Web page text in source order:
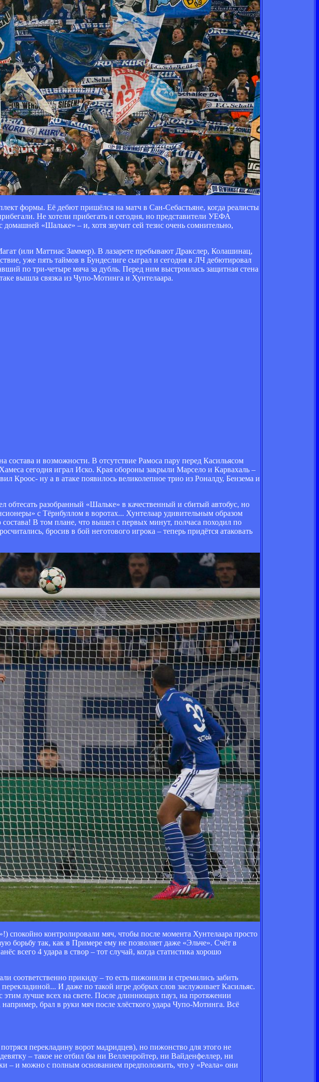
формы. Её дебют пришёлся на матч в Сан-Себастьяне, когда реалисты
Не хотели прибегать и сегодня, но представители УЕФА
«Шальке» – и, хотя звучит сей тезис очень сомнительно,
(или Маттиас Заммер). В лазарете пребывают Дракслер, Колашинац,
уже пять таймов в Бундеслиге сыграл и сегодня в ЛЧ дебютировал
по три-четыре мяча за дубль. Перед ним выстроилась защитная стена
вышла связка из Чупо-Мотинга и Хунтелаара.
и возможности. В отсутствие Рамоса пару перед Касильясом
сегодня играл Иско. Края обороны закрыли Марсело и Карвахаль –
ну а в атаке появилось великолепное трио из Роналду, Бензема и
разобранный «Шальке» в качественный и сбитый автобус, но
с Тёрнбуллом в воротах... Хунтелаар удивительным образом
состава! В том плане, что вышел с первых минут, полчаса походил по
бросив в бой неготового игрока – теперь придётся атаковать
спокойно контролировали мяч, чтобы после момента Хунтелаара просто
борьбу так, как в Примере ему не позволяет даже «Эльче». Счёт в
всего 4 удара в створ – тот случай, когда статистика хорошо
соответственно прикиду – то есть пижонили и стремились забить
И даже по такой игре добрых слов заслуживает Касильяс.
лучше всех на свете. После длиннющих пауз, на протяжении
брал в руки мяч после хлёсткого удара Чупо-Мотинга. Всё
перекладину ворот мадридцев), но пижонство для этого не
– такое не отбил бы ни Велленройтер, ни Вайденфеллер, ни
– и можно с полным основанием предположить, что у «Реала» они